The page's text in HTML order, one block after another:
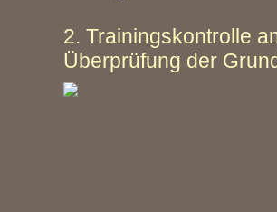
2. Trainingskontrolle
Überprüfung der